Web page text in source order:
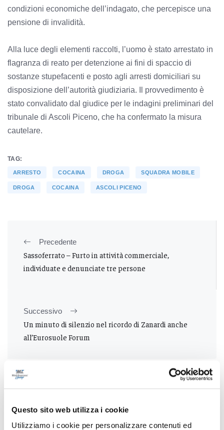
Questo sito web utilizza i cookie
Utilizziamo i cookie per personalizzare contenuti ed
condizioni economiche dell’indagato, che percepisce una
pensione di invalidità.
Alla luce degli elementi raccolti, l’uomo è stato arrestato in
flagranza di reato per detenzione ai fini di spaccio di
sostanze stupefacenti e posto agli arresti domiciliari su
disposizione dell’autorità giudiziaria. Il provvedimento è
stato convalidato dal giudice per le indagini preliminari del
tribunale di Ascoli Piceno, che ha confermato la misura
cautelare.
TAG:
ARRESTO COCAINA DROGA SQUADRA MOBILE
DROGA COCAINA ASCOLI PICENO
Precedente
Sassoferrato – Furto in attività commerciale,
individuate e denunciate tre persone
Successivo
Un minuto di silenzio nel ricordo di Zanardi anche
all’Eurosuole Forum